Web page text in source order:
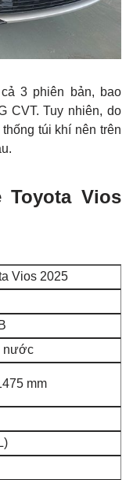
3 phiên bản, bao
CVT. Tuy nhiên, do
túi khí nên trên
Vios
Vios 2025
nước
mm